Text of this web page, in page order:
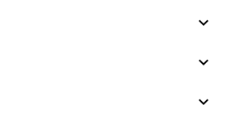
expand_more
expand_more
expand_more